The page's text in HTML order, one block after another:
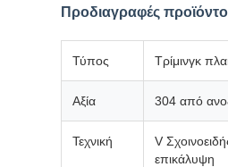
Προδιαγραφές
Τύπος Τρίμινγκ
Αξία 304 από
Τεχνική
V
επικάλυψη